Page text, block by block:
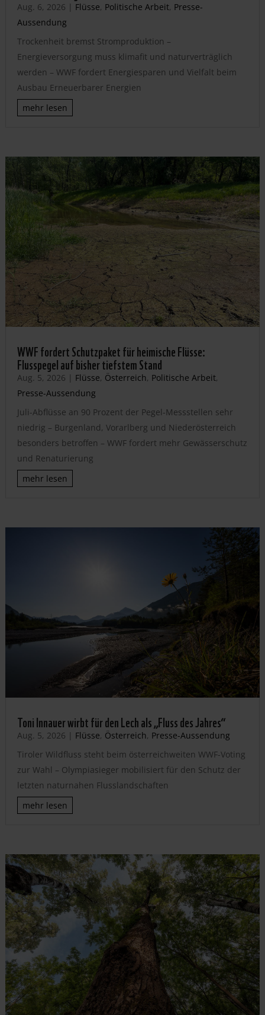
Aug. 6, 2026 | Flüsse, Politische Arbeit, Presse-
Aussendung
Trockenheit bremst Stromproduktion –
Energieversorgung muss klimafit und naturverträglich
werden – WWF fordert Energiesparen und Vielfalt beim
Ausbau Erneuerbarer Energien
mehr lesen
WWF fordert Schutzpaket für heimische Flüsse:
Flusspegel auf bisher tiefstem Stand
Aug. 5, 2026 | Flüsse, Österreich, Politische Arbeit,
Presse-Aussendung
Juli-Abflüsse an 90 Prozent der Pegel-Messstellen sehr
niedrig – Burgenland, Vorarlberg und Niederösterreich
besonders betroffen – WWF fordert mehr Gewässerschutz
und Renaturierung
mehr lesen
Toni Innauer wirbt für den Lech als „Fluss des Jahres“
Aug. 5, 2026 | Flüsse, Österreich, Presse-Aussendung
Tiroler Wildfluss steht beim österreichweiten WWF-Voting
zur Wahl – Olympiasieger mobilisiert für den Schutz der
letzten naturnahen Flusslandschaften
mehr lesen